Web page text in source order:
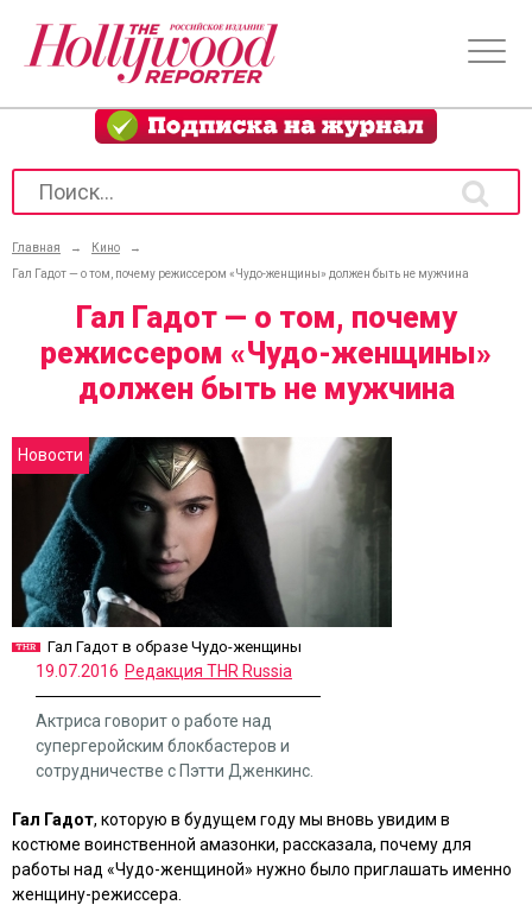
Главная → Кино
→
Гал Гадот — о том, почему режиссером «Чудо-женщины» должен быть не мужчина
Гал Гадот — о том, почему
режиссером «Чудо-женщины»
должен быть не мужчина
Новости
Гал Гадот в образе Чудо-женщины
19.07.2016 Редакция THR Russia
Актриса говорит о работе над
супергеройским блокбастеров и
сотрудничестве с Пэтти Дженкинс.
Гал Гадот, которую в будущем году мы вновь увидим в
костюме воинственной амазонки, рассказала, почему для
работы над «Чудо-женщиной» нужно было приглашать именно
женщину-режиссера.